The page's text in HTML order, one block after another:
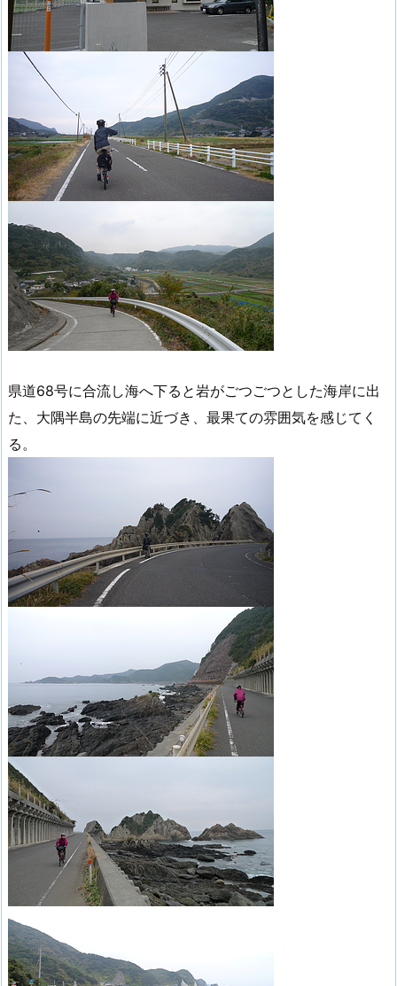
県道68号に合流し海へ下ると岩がごつごつとした海岸に出
た、大隅半島の先端に近づき、最果ての雰囲気を感じてく
る。